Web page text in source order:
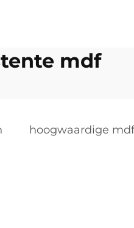
mdf
hoogwaardige mdf